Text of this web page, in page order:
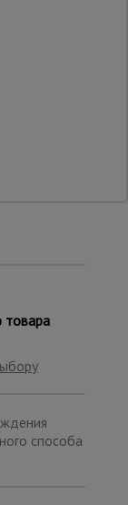
товара
способа